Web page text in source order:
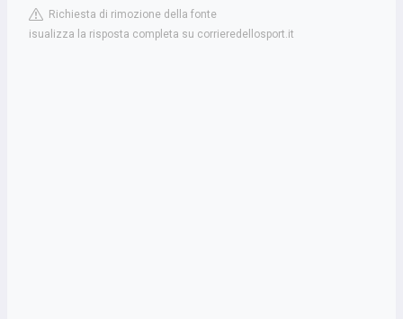
Richiesta di rimozione della fonte
isualizza la risposta completa su corrieredellosport.it